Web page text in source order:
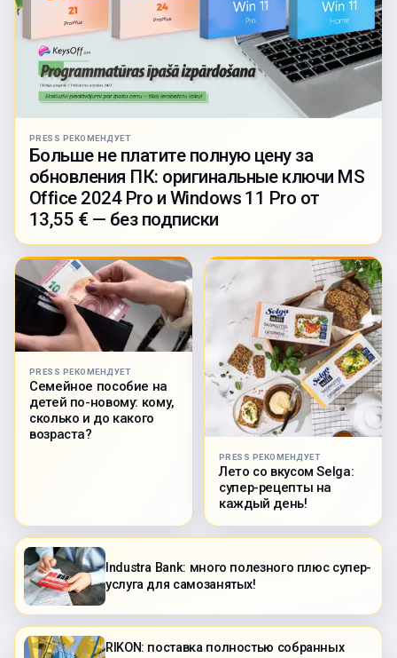
PRESS РЕКОМЕНДУЕТ
Больше не платите полную цену за
обновления ПК: оригинальные ключи MS
Office 2024 Pro и Windows 11 Pro от
13,55 € — без подписки
PRESS РЕКОМЕНДУЕТ
Семейное пособие на
детей по-новому: кому,
сколько и до какого
возраста?
PRESS РЕКОМЕНДУЕТ
Лето со вкусом Selga:
супер-рецепты на
каждый день!
Industra Bank: много полезного плюс супер-
услуга для самозанятых!
RIKON: поставка полностью собранных